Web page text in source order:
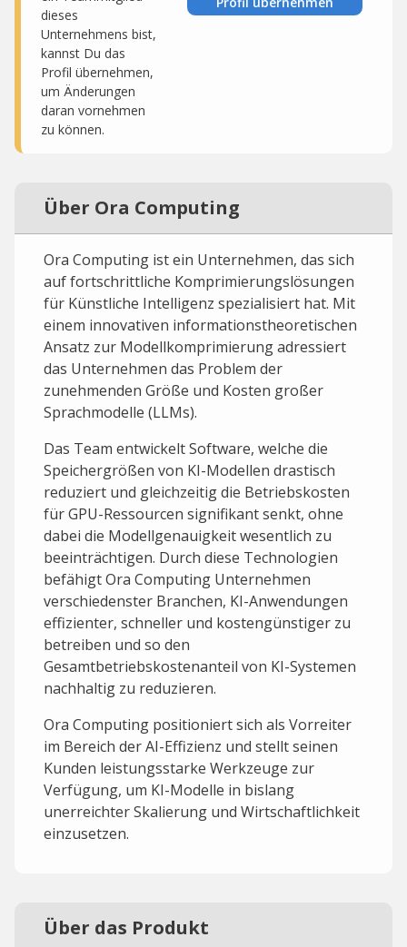
dieses
Unternehmens bist,
kannst Du das
Profil übernehmen,
um Änderungen
daran vornehmen
zu können.
Über Ora Computing
Ora Computing ist ein Unternehmen, das sich
auf fortschrittliche Komprimierungslösungen
für Künstliche Intelligenz spezialisiert hat. Mit
einem innovativen informations­theoretischen
Ansatz zur Modellkomprimierung adressiert
das Unternehmen das Problem der
zunehmenden Größe und Kosten großer
Sprachmodelle (LLMs).
Das Team entwickelt Software, welche die
Speichergrößen von KI-Modellen drastisch
reduziert und gleichzeitig die Betriebskosten
für GPU-Ressourcen signifikant senkt, ohne
dabei die Modellgenauigkeit wesentlich zu
beeinträchtigen. Durch diese Technologien
befähigt Ora Computing Unternehmen
verschiedenster Branchen, KI-Anwendungen
effizienter, schneller und kostengünstiger zu
betreiben und so den
Gesamtbetriebskostenanteil von KI-Systemen
nachhaltig zu reduzieren.
Ora Computing positioniert sich als Vorreiter
im Bereich der AI-Effizienz und stellt seinen
Kunden leistungsstarke Werkzeuge zur
Verfügung, um KI-Modelle in bislang
unerreichter Skalierung und Wirtschaftlichkeit
einzusetzen.
Über das Produkt